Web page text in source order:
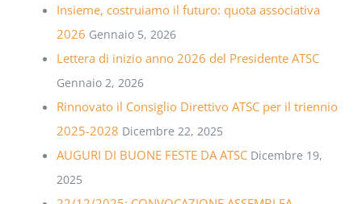
Insieme, costruiamo il futuro: quota associativa
2026 Gennaio 5, 2026
Lettera di inizio anno 2026 del Presidente ATSC
Gennaio 2, 2026
Rinnovato il Consiglio Direttivo ATSC per il triennio
2025-2028 Dicembre 22, 2025
AUGURI DI BUONE FESTE DA ATSC Dicembre 19,
2025